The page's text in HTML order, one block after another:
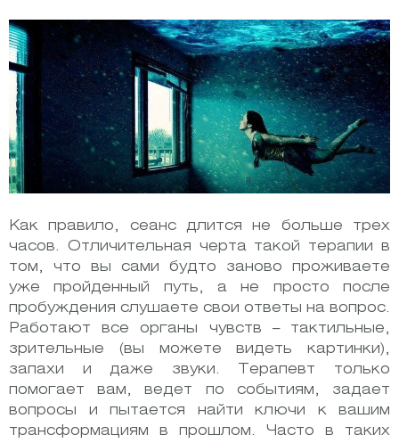
Как правило, сеанс длится не больше трех
часов. Отличительная черта такой терапии в
том, что вы сами будто заново проживаете
уже пройденный путь, а не просто после
пробуждения слушаете свои ответы на вопрос.
Работают все органы чувств – тактильные,
зрительные (вы можете видеть картинки),
запахи и даже звуки. Терапевт только
помогает вам, ведет по событиям, задает
вопросы и пытается найти ключи к вашим
трансформациям в прошлом. Часто в таких